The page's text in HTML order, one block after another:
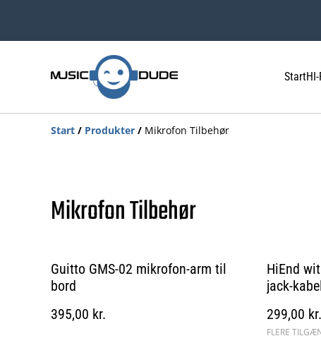
StartHI-
Start / Produkter / Mikrofon Tilbehør
Mikrofon Tilbehør
Guitto GMS-02 mikrofon-arm til
bord
395,00 kr.
HiEnd
jack-
299,00 kr.
FLERE